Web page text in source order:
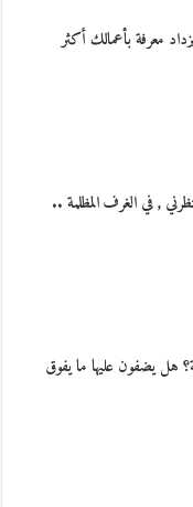
معرفة بأعمالك أكثر
, في الغرف المظلمة ..
هل يضفون عليها ما يفوق